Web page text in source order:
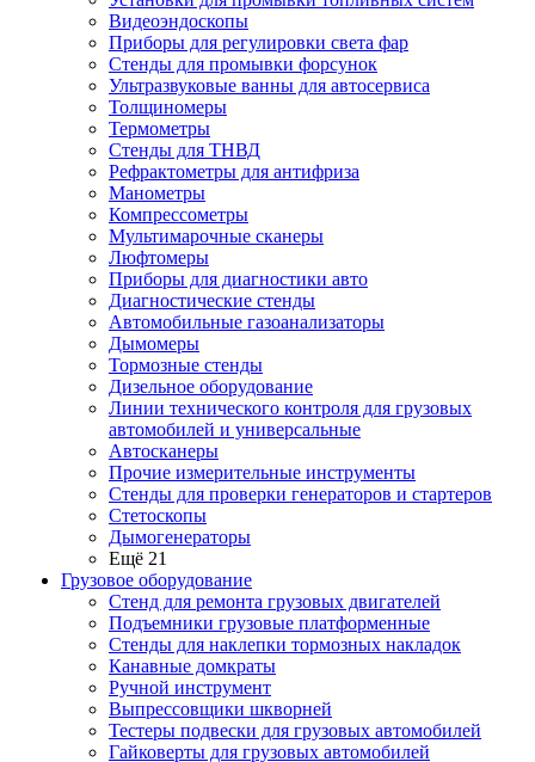
Видеоэндоскопы
Приборы для регулировки света фар
Стенды для промывки форсунок
Ультразвуковые ванны для автосервиса
Толщиномеры
Термометры
Стенды для ТНВД
Рефрактометры для антифриза
Манометры
Компрессометры
Мультимарочные сканеры
Люфтомеры
Приборы для диагностики авто
Диагностические стенды
Автомобильные газоанализаторы
Дымомеры
Тормозные стенды
Дизельное оборудование
Линии технического контроля для грузовых
автомобилей и универсальные
Автосканеры
Прочие измерительные инструменты
Стенды для проверки генераторов и стартеров
Стетоскопы
Дымогенераторы
Ещё 21
Грузовое оборудование
Стенд для ремонта грузовых двигателей
Подъемники грузовые платформенные
Стенды для наклепки тормозных накладок
Канавные домкраты
Ручной инструмент
Выпрессовщики шкворней
Тестеры подвески для грузовых автомобилей
Гайковерты для грузовых автомобилей